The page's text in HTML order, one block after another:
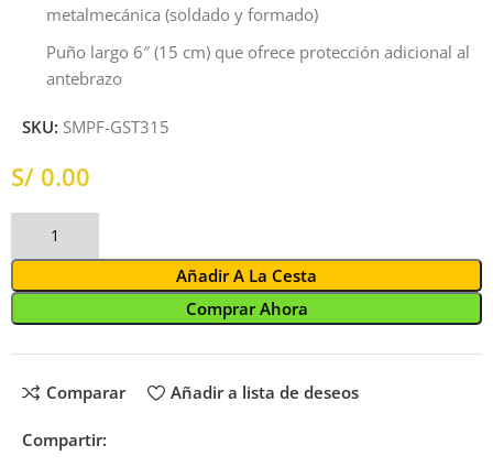
metalmecánica (soldado y formado)
Puño largo 6″ (15 cm) que ofrece protección adicional al
antebrazo
SKU: SMPF-GST315
S/
Añadir A La Cesta
Comprar Ahora
Comparar Añadir a lista de deseos
Compartir: